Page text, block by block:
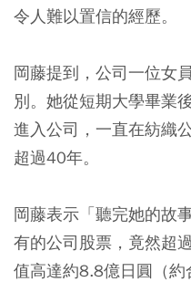
令人難以置信的經歷。
岡藤提到，公司一位女
別。她從短期大學畢業
進入公司，一直在紡織
超過40年。
岡藤表示「聽完她的故
有的公司股票，竟然超
值高達約8.8億日圓（